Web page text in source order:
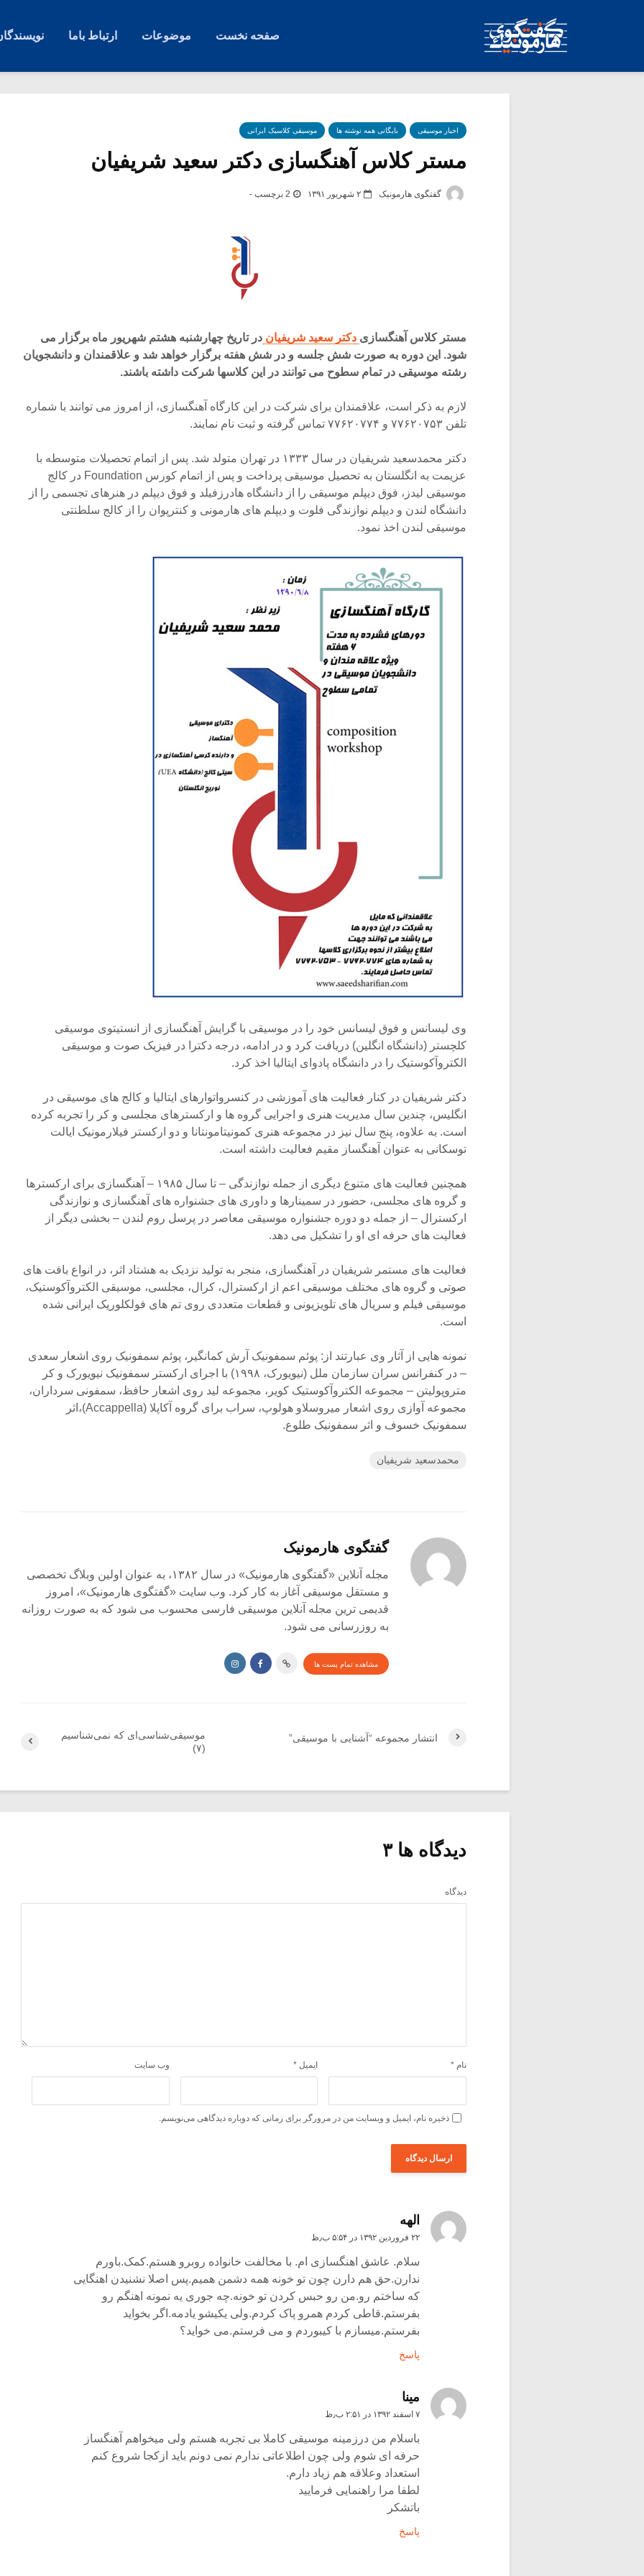
صفحه نخست موضوعات ارتباط باما
اخبار موسیقی بایگانی همه نوشته ها موسیقی کلاسیک ایرانی
مستر کلاس آهنگسازی دکتر سعید شریفیان
گفتگوی هارمونیک ۲ شهریور ۱۳۹۱ 2 برچسب -
مستر کلاس آهنگسازی دکتر سعید شریفیان در تاریخ چهارشنبه هشتم شهریور ماه برگزار می
شود. این دوره به صورت شش جلسه و در شش هفته برگزار خواهد شد و علاقمندان و دانشجویان
رشته موسیقی در تمام سطوح می توانند در این کلاسها شرکت داشته باشند.
لازم به ذکر است، علاقمندان برای شرکت در این کارگاه آهنگسازی، از امروز می توانند با شماره
تلفن ۷۷۶۲۰۷۵۳ و ۷۷۶۲۰۷۷۴ تماس گرفته و ثبت نام نمایند.
دکتر محمدسعید شریفیان در سال ۱۳۳۳ در تهران متولد شد. پس از اتمام تحصیلات متوسطه با
عزیمت به انگلستان به تحصیل موسیقی پرداخت و پس از اتمام کورس Foundation در کالج
موسیقی لیدز، فوق دیپلم موسیقی را از دانشگاه هادرزفیلد و فوق دیپلم در هنرهای تجسمی را از
دانشگاه لندن و دیپلم نوازندگی فلوت و دیپلم های هارمونی و کنترپوان را از کالج سلطنتی
موسیقی لندن اخذ نمود.
وی لیسانس و فوق لیسانس خود را در موسیقی با گرایش آهنگسازی از انستیتوی موسیقی
کلچستر (دانشگاه انگلین) دریافت کرد و در ادامه، درجه دکترا در فیزیک صوت و موسیقی
الکتروآکوستیک را در دانشگاه پادوای ایتالیا اخذ کرد.
دکتر شریفیان در کنار فعالیت های آموزشی در کنسرواتوارهای ایتالیا و کالج های موسیقی در
انگلیس، چندین سال مدیریت هنری و اجرایی گروه ها و ارکسترهای مجلسی و کر را تجربه کرده
است. به علاوه، پنج سال نیز در مجموعه هنری کمونیتامونتانا و دو ارکستر فیلارمونیک ایالت
توسکانی به عنوان آهنگساز مقیم فعالیت داشته است.
همچنین فعالیت های متنوع دیگری از جمله نوازندگی – تا سال ۱۹۸۵ – آهنگسازی برای ارکسترها
و گروه های مجلسی، حضور در سمینارها و داوری های جشنواره های آهنگسازی و نوازندگی
ارکسترال – از جمله دو دوره جشنواره موسیقی معاصر در پرسل روم لندن – بخشی دیگر از
فعالیت های حرفه ای او را تشکیل می دهد.
فعالیت های مستمر شریفیان در آهنگسازی، منجر به تولید نزدیک به هشتاد اثر، در انواع بافت های
صوتی و گروه های مختلف موسیقی اعم از ارکسترال، کرال، مجلسی، موسیقی الکتروآکوستیک،
موسیقی فیلم و سریال های تلویزیونی و قطعات متعددی روی تم های فولکلوریک ایرانی شده
است.
نمونه هایی از آثار وی عبارتند از: پوئم سمفونیک آرش کمانگیر، پوئم سمفونیک روی اشعار سعدی
– در کنفرانس سران سازمان ملل (نیویورک، ۱۹۹۸) با اجرای ارکستر سمفونیک نیویورک و کر
متروپولیتن – مجموعه الکتروآکوستیک کویر، مجموعه لید روی اشعار حافظ، سمفونی سرداران،
مجموعه آوازی روی اشعار میروسلاو هولوپ، سراب برای گروه آکاپلا (Accappella)،اثر
سمفونیک خسوف و اثر سمفونیک طلوع.
محمدسعید شریفیان
گفتگوی هارمونیک
مجله آنلاین «گفتگوی هارمونیک» در سال ۱۳۸۲، به عنوان اولین وبلاگ تخصصی
و مستقل موسیقی آغاز به کار کرد. وب سایت «گفتگوی هارمونیک»، امروز
قدیمی ترین مجله آنلاین موسیقی فارسی محسوب می شود که به صورت روزانه
به روزرسانی می شود.
مشاهده تمام پست ها
موسیقی‌شناسی‌ای که نمی‌شناسیم
(۷)
انتشار مجموعه “آشنایی با موسیقی”
دیدگاه ها ۳
دیدگاه
نام * ایمیل * وب‌ سایت
ذخیره نام، ایمیل و وبسایت من در مرورگر برای زمانی که دوباره دیدگاهی می‌نویسم.
الهه
۲۲ فروردین ۱۳۹۲ در ۵:۵۴ ب٫ظ
سلام. عاشق اهنگسازی ام. با مخالفت خانواده روبرو هستم.کمک.باورم
ندارن.حق هم دارن چون تو خونه همه دشمن همیم.پس اصلا نشنیدن اهنگایی
که ساختم رو.من رو حبس کردن تو خونه.چه جوری یه نمونه اهنگم رو
بفرستم.قاطی کردم همرو پاک کردم.ولی یکیشو یادمه.اگر بخواید
بفرستم.میسازم با کیبوردم و می فرستم.می خواید؟
پاسخ
مینا
۷ اسفند ۱۳۹۲ در ۲:۵۱ ب٫ظ
باسلام من درزمینه موسیقی کاملا بی تجربه هستم ولی میخواهم آهنگساز
حرفه ای شوم ولی چون اطلاعاتی ندارم نمی دونم باید ازکجا شروع کنم
استعداد وعلاقه هم زیاد دارم.
لطفا مرا راهنمایی فرمایید
باتشکر
پاسخ